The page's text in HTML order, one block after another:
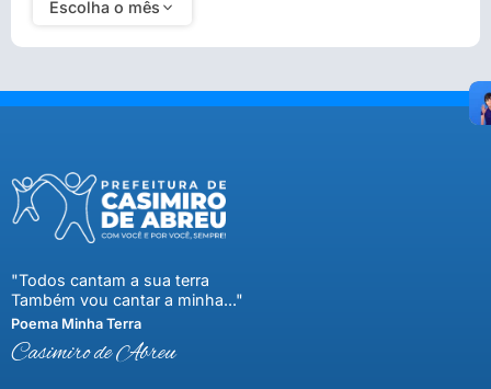
Escolha o mês
"Todos cantam a sua terra
Também vou cantar a minha..."
Poema Minha Terra
Casimiro de Abreu